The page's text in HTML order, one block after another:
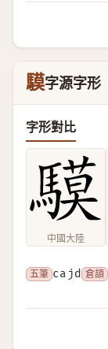
䮬字源字形
字形對比
中國大陸
五筆 cajd 倉頡